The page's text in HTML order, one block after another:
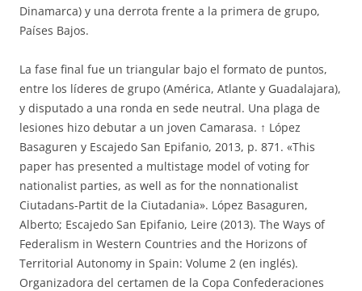
Dinamarca) y una derrota frente a la primera de grupo,
Países Bajos.
La fase final fue un triangular bajo el formato de puntos,
entre los líderes de grupo (América, Atlante y Guadalajara),
y disputado a una ronda en sede neutral. Una plaga de
lesiones hizo debutar a un joven Camarasa. ↑ López
Basaguren y Escajedo San Epifanio, 2013, p. 871. «This
paper has presented a multistage model of voting for
nationalist parties, as well as for the nonnationalist
Ciutadans-Partit de la Ciutadania». López Basaguren,
Alberto; Escajedo San Epifanio, Leire (2013). The Ways of
Federalism in Western Countries and the Horizons of
Territorial Autonomy in Spain: Volume 2 (en inglés).
Organizadora del certamen de la Copa Confederaciones